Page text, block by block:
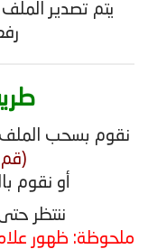
نقوم بسحب الملف
(قم
أو نقوم
ننتظر حتى
ملحوظة: ظهور